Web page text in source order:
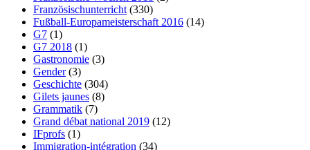
Französischunterricht (330)
Fußball-Europameisterschaft 2016 (14)
G7 (1)
G7 2018 (1)
Gastronomie (3)
Gender(3)
Geschichte (304)
Gilets jaunes (8)
Grammatik (7)
Grand débat national 2019 (12)
IFprofs (1)
Immigration-intégration (34)